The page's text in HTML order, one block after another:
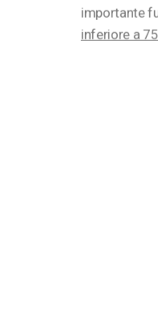
importante
inferiore a